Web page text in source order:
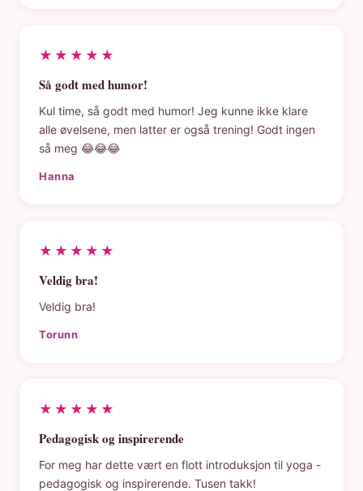
★★★★★
Så godt med humor!
Kul time, så godt med humor! Jeg kunne ikke klare
alle øvelsene, men latter er også trening! Godt ingen
så meg 😂😂😂
Hanna
★★★★★
Veldig bra!
Veldig bra!
Torunn
★★★★★
Pedagogisk og inspirerende
For meg har dette vært en flott introduksjon til yoga -
pedagogisk og inspirerende. Tusen takk!